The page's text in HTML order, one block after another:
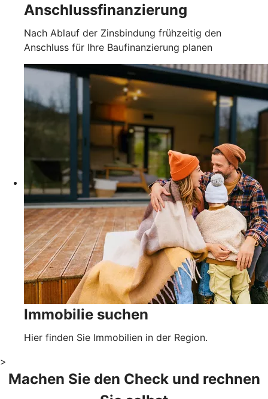
Anschlussfinanzierung
Nach Ablauf der Zinsbindung frühzeitig den
Anschluss für Ihre Baufinanzierung planen
Immobilie suchen
Hier finden Sie Immobilien in der Region.
>
Machen Sie den Check und rechnen